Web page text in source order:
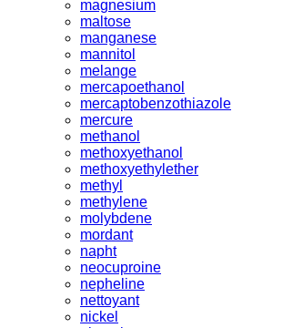
magnesium
maltose
manganese
mannitol
melange
mercapoethanol
mercaptobenzothiazole
mercure
methanol
methoxyethanol
methoxyethylether
methyl
methylene
molybdene
mordant
napht
neocuproine
nepheline
nettoyant
nickel